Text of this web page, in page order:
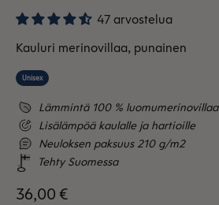
47 arvostelua
Kauluri merinovillaa, punainen
Unisex
Lämmintä 100 % luomumerinovillaa
Lisälämpöä kaulalle ja hartioille
Neuloksen paksuus 210 g/m2
Tehty Suomessa
Alennushinta
36,00 €